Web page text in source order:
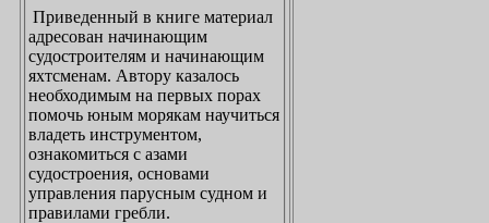
Приведенный в книге материал
адресован начинающим
судостроителям и начинающим
яхтсменам. Автору казалось
необходимым на первых порах
помочь юным морякам научиться
владеть инструментом,
ознакомиться с азами
судостроения, основами
управления парусным судном и
правилами гребли.